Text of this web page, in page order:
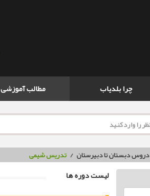
چرا بلدیاب مطالب آموزشی
دروس دبستان تا دبیرستان تدریس شیمی
لیست دوره ها